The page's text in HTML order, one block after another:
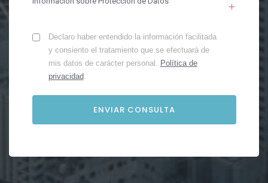
Declaro haber entendido la información facilitada
y consiento el tratamiento que se efectuará de
mis datos de carácter personal. Política de
privacidad.